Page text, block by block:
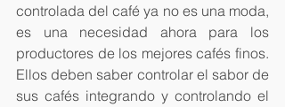
controlada del café ya no es una moda,
es una necesidad ahora para los
productores de los mejores cafés finos.
Ellos deben saber controlar el sabor de
sus cafés integrando y controlando el